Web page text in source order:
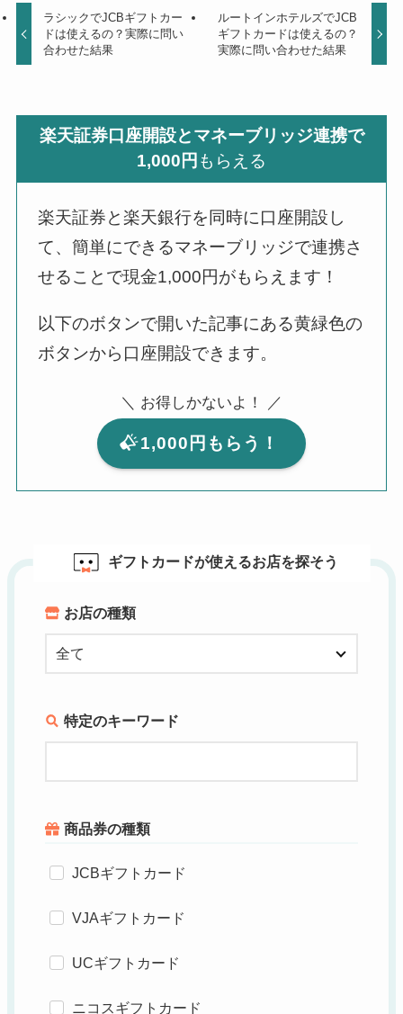
ラシックでJCBギフトカー
ドは使えるの？実際に問い
合わせた結果
ルートインホテルズでJCB
ギフトカードは使えるの？
実際に問い合わせた結果
楽天証券口座開設とマネーブリッジ連携で
1,000円 もらえる
楽天証券と楽天銀行を同時に口座開設し
て、簡単にできるマネーブリッジで連携さ
せることで現金1,000円がもらえます！
以下のボタンで開いた記事にある黄緑色の
ボタンから口座開設できます。
＼ お得しかないよ！ ／
1,000円もらう！
ギフトカードが使えるお店を探そう
お店の種類
特定のキーワード
商品券の種類
JCBギフトカード
VJAギフトカード
UCギフトカード
ニコスギフトカード